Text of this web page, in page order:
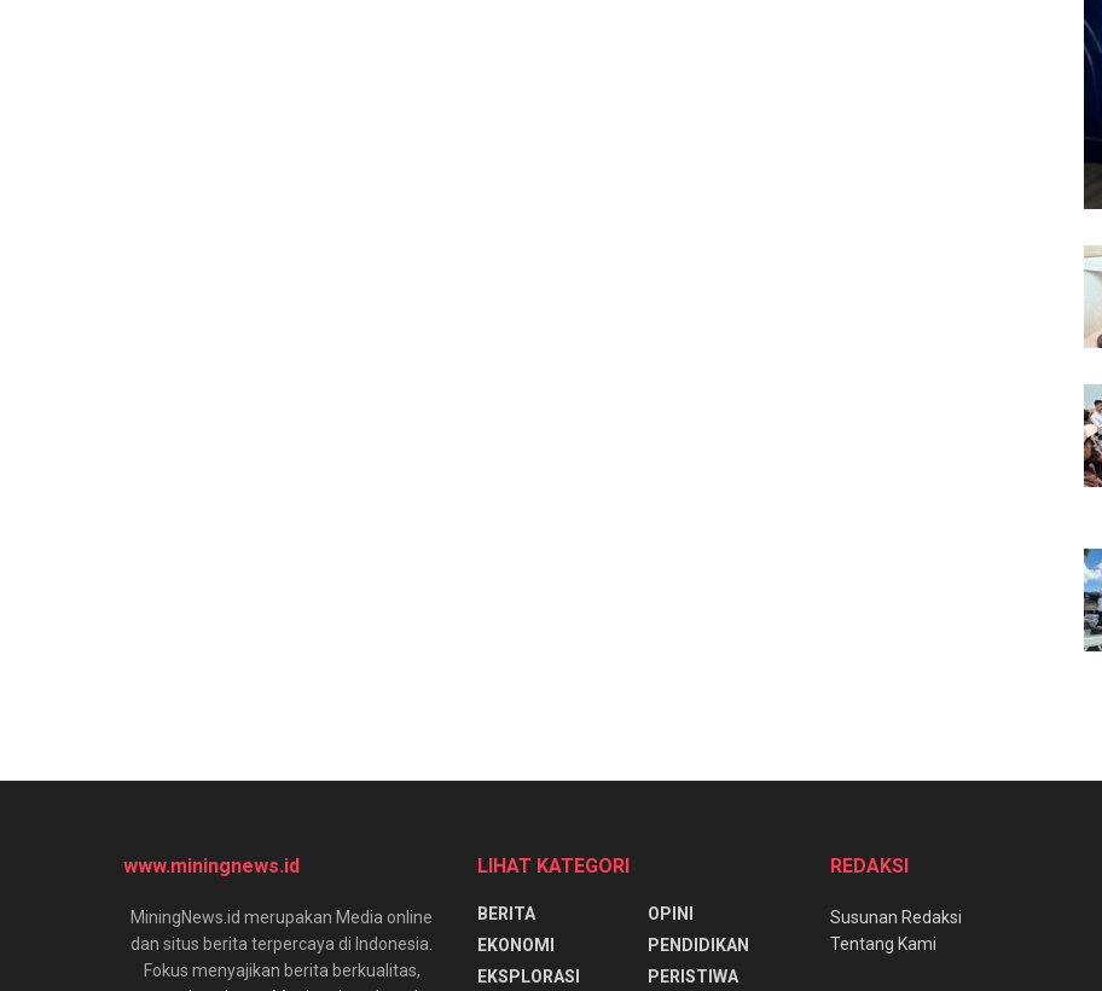
www.miningnews.id
MiningNews.id merupakan Media online
dan situs berita terpercaya di Indonesia.
Fokus menyajikan berita berkualitas,
LIHAT KATEGORI
BERITA
EKONOMI
EKSPLORASI
OPINI
PENDIDIKAN
PERISTIWA
REDAKSI
Susunan Redaksi
Tentang Kami